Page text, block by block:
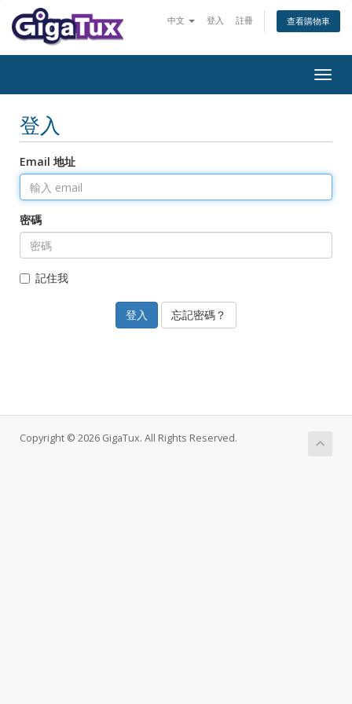
中文 登入 註冊 查看購物車
登入
Email 地址
密碼
記住我
忘記密碼？
Copyright © 2026 GigaTux. All Rights Reserved.